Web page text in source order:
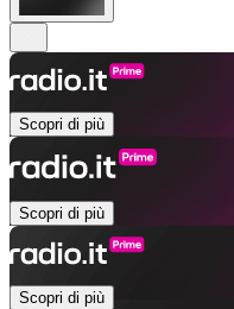
Scopri di più
Scopri di più
Scopri di più